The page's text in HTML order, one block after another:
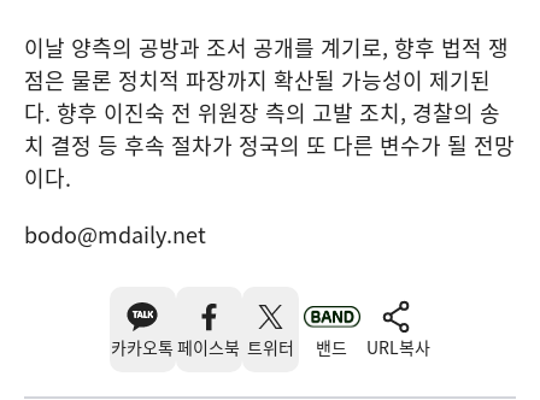
이날 양측의 공방과 조서 공개를 계기로, 향후 법적 쟁
점은 물론 정치적 파장까지 확산될 가능성이 제기된
다. 향후 이진숙 전 위원장 측의 고발 조치, 경찰의 송
치 결정 등 후속 절차가 정국의 또 다른 변수가 될 전망
이다.
bodo@mdaily.net
카카오톡 페이스북 트위터 밴드 URL복사